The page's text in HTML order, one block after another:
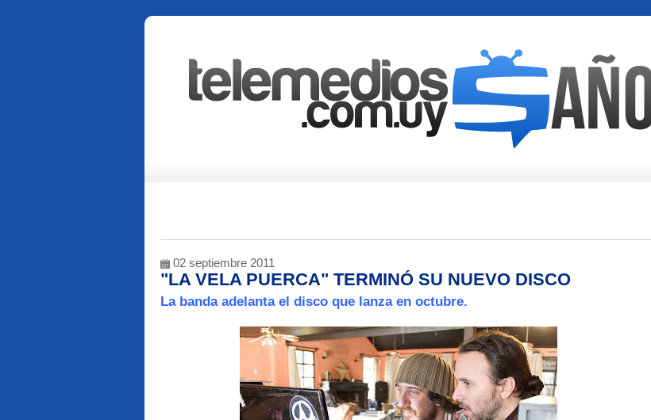
02 septiembre 2011
"LA VELA PUERCA" TERMINÓ SU NUEVO DISCO
La banda adelanta el disco que lanza en octubre.